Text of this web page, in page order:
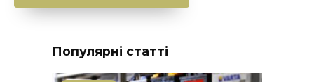
Популярні статті